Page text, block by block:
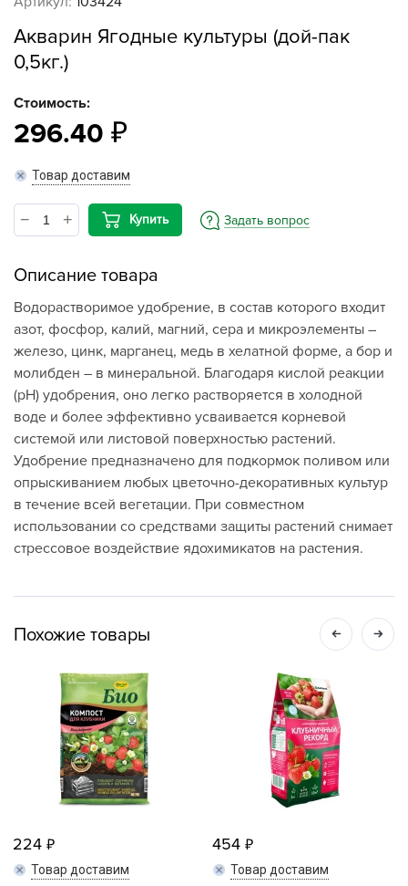
Акварин Ягодные культуры (дой-пак
0,5кг.)
Стоимость:
296.40
Товар доставим
Купить Задать вопрос
Описание товара
Водорастворимое удобрение, в состав которого входит
азот, фосфор, калий, магний, сера и микроэлементы –
железо, цинк, марганец, медь в хелатной форме, а бор и
молибден – в минеральной. Благодаря кислой реакции
(рН) удобрения, оно легко растворяется в холодной
воде и более эффективно усваивается корневой
системой или листовой поверхностью растений.
Удобрение предназначено для подкормок поливом или
опрыскиванием любых цветочно-декоративных культур
в течение всей вегетации. При совместном
использовании со средствами защиты растений снимает
стрессовое воздействие ядохимикатов на растения.
Похожие товары
224
Товар доставим
454
Товар доставим